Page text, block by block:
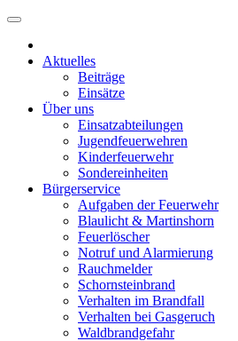
Weiter
Inhalt
Aktuelles
Beiträge
Einsätze
Über uns
Einsatzabteilungen
Jugendfeuerwehren
Kinderfeuerwehr
Sondereinheiten
Bürgerservice
Aufgaben der Feuerwehr
Blaulicht & Martinshorn
Feuerlöscher
Notruf und Alarmierung
Rauchmelder
Schornsteinbrand
Verhalten im Brandfall
Verhalten bei Gasgeruch
Waldbrandgefahr